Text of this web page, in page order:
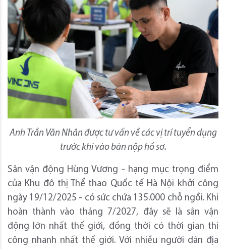
Anh Trần Văn Nhân được tư vấn vềcác vị trí tuyển dụng
trước khi vào bàn nộp hồ sơ.
Sân vận động Hùng Vương - hạng mục trọng điểm
của Khu đô thị Thể thao Quốc tế Hà Nội khởi công
ngày 19/12/2025 - có sức chứa 135.000 chỗ ngồi. Khi
hoàn thành vào tháng 7/2027, đây sẽ là sân vận
động lớn nhất thế giới, đồng thời có thời gian thi
công nhanh nhất thế giới. Với nhiều người dân địa